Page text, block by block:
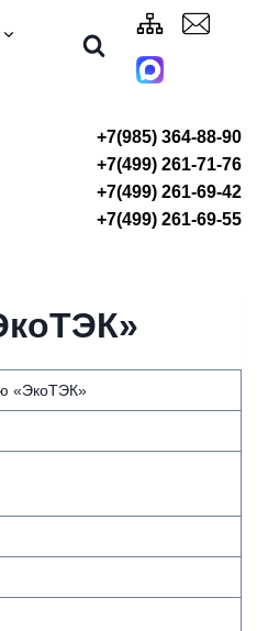
+7(985) 364-88-90
+7(499) 261-71-76
+7(499) 261-69-42
+7(499) 261-69-55
«ЭкоТЭК»